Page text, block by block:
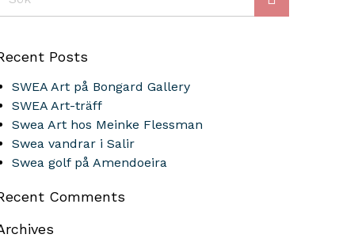
Posts
SWEA Art på Bongard Gallery
SWEA Art-träff
Swea Art hos Meinke Flessman
Swea vandrar i Salir
Swea golf på Amendoeira
Comments